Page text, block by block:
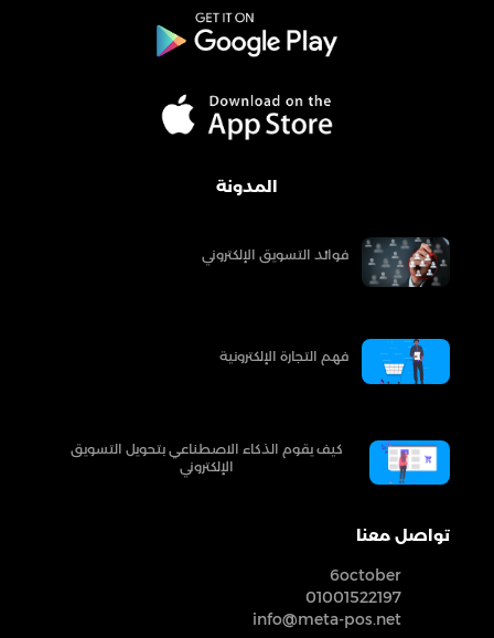
المدونة
فوائد التسويق الإلكتروني
فهم التجارة الإلكترونية
كيف يقوم الذكاء الاصطناعي بتحويل التسويق
الإلكتروني
تواصل معنا
6october
01001522197
info@meta-pos.net